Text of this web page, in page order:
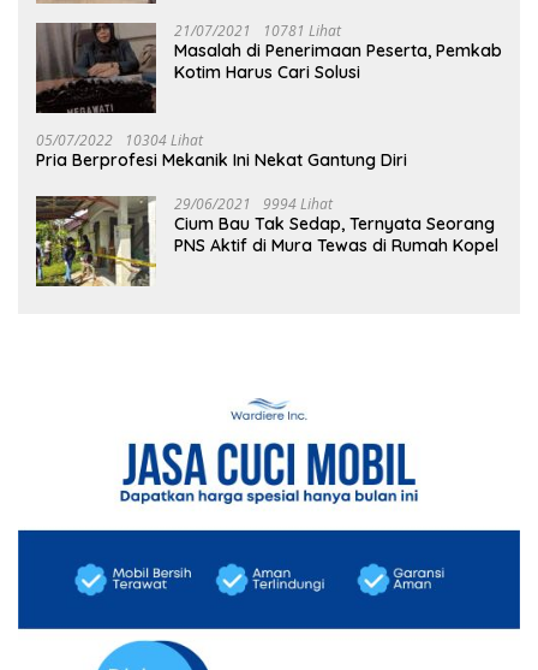
21/07/2021 10781 Lihat
Masalah di Penerimaan Peserta, Pemkab
Kotim Harus Cari Solusi
05/07/2022 10304 Lihat
Pria Berprofesi Mekanik Ini Nekat Gantung Diri
29/06/2021 9994 Lihat
Cium Bau Tak Sedap, Ternyata Seorang
PNS Aktif di Mura Tewas di Rumah Kopel